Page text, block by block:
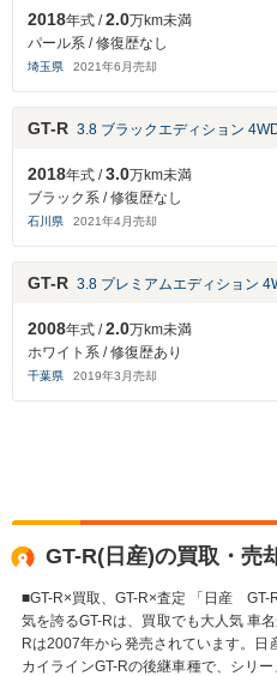
2018年式 /2.0万km未満
パール系 / 修復歴なし
埼玉県 2021年6 月売却
GT-R 3.8 ブラックエディション
2018年式 /3.0万km未満
ブラック系 / 修復歴なし
石川県 2021年4月売却
GT-R 3.8 プレミアムエディション
2008年式 /2.0万km未満
ホワイト系 / 修復歴あり
千葉県 2019年3 月売却
GT-R(日産)の買取・売
■GT-R×買取、GT-R×査定 「日産 GT-
気を誇るGT-Rは、買取でも大人気 車
Rは2007年から発売されています。日
カイラインGT-Rの後継車種で、シリ